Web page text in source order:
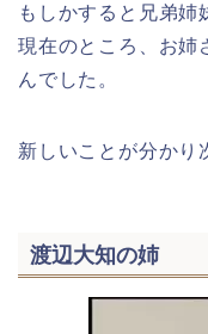
もしかすると兄弟姉
現在のところ、お姉
んでした。
新しいことが分かり
渡辺大知の姉